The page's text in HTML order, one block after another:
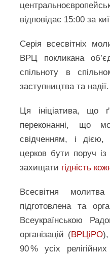
відповідає 15:00 за
Серія всесвітніх
ВРЦ покликана
спільноту в
заступництва та надії.
Ця ініціатива, що
переконанні, що
свідченням, і дією,
церков бути поруч
захищати гідність
Всесвітня
підготовлена та
Всеукраїнською
організацій (ВРЦіРО),
90 % усіх